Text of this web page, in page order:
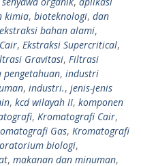
kimia, bioteknologi, dan
ekstraksi bahan alami,
, Ekstraksi Supercritical,
Gravitasi, Filtrasi
pengetahuan, industri
, industri., jenis-jenis
, kcd wilayah II, komponen
, Kromatografi Cair,
Gas, Kromatografi
biologi,
, makanan dan minuman,